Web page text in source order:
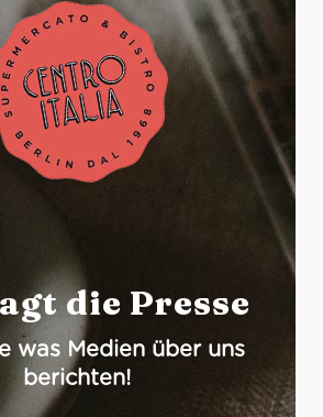
die Presse
was Medien über uns
berichten!